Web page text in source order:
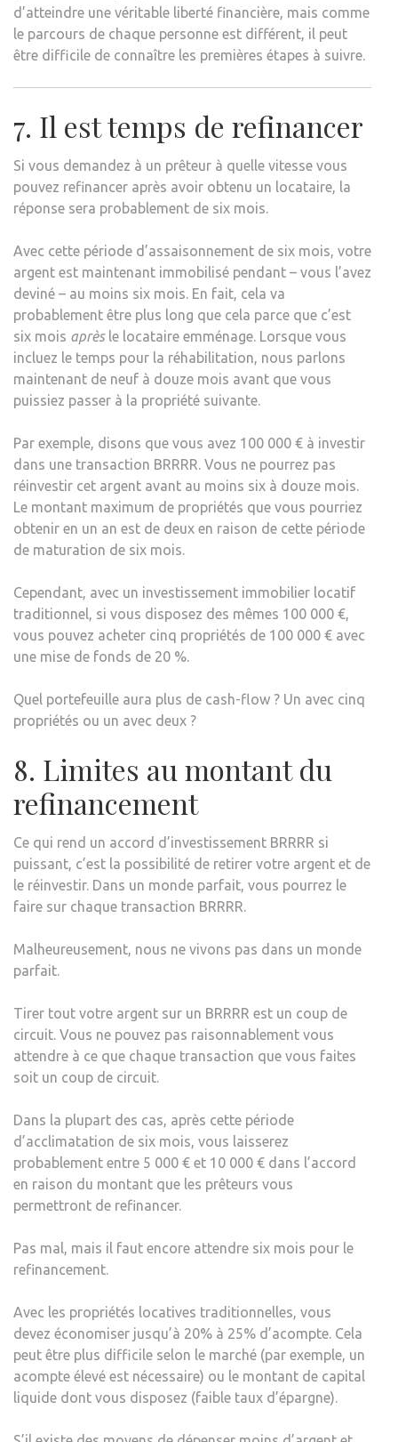
d’atteindre une véritable liberté financière, mais comme
le parcours de chaque personne est différent, il peut
être difficile de connaître les premières étapes à suivre.
7. Il est temps de refinancer
Si vous demandez à un prêteur à quelle vitesse vous
pouvez refinancer après avoir obtenu un locataire, la
réponse sera probablement de six mois.
Avec cette période d’assaisonnement de six mois, votre
argent est maintenant immobilisé pendant – vous l’avez
deviné – au moins six mois. En fait, cela va
probablement être plus long que cela parce que c’est
six mois aprèsle locataire emménage. Lorsque vous
incluez le temps pour la réhabilitation, nous parlons
maintenant de neuf à douze mois avant que vous
puissiez passer à la propriété suivante.
Par exemple, disons que vous avez 100 000 € à investir
dans une transaction BRRRR. Vous ne pourrez pas
réinvestir cet argent avant au moins six à douze mois.
Le montant maximum de propriétés que vous pourriez
obtenir en un an est de deux en raison de cette période
de maturation de six mois.
Cependant, avec un investissement immobilier locatif
traditionnel, si vous disposez des mêmes 100 000 €,
vous pouvez acheter cinq propriétés de 100 000 € avec
une mise de fonds de 20 %.
Quel portefeuille aura plus de cash-flow ? Un avec cinq
propriétés ou un avec deux ?
8. Limites au montant du
refinancement
Ce qui rend un accord d’investissement BRRRR si
puissant, c’est la possibilité de retirer votre argent et de
le réinvestir. Dans un monde parfait, vous pourrez le
faire sur chaque transaction BRRRR.
Malheureusement, nous ne vivons pas dans un monde
parfait.
Tirer tout votre argent sur un BRRRR est un coup de
circuit. Vous ne pouvez pas raisonnablement vous
attendre à ce que chaque transaction que vous faites
soit un coup de circuit.
Dans la plupart des cas, après cette période
d’acclimatation de six mois, vous laisserez
probablement entre 5 000 € et 10 000 € dans l’accord
en raison du montant que les prêteurs vous
permettront de refinancer.
Pas mal, mais il faut encore attendre six mois pour le
refinancement.
Avec les propriétés locatives traditionnelles, vous
devez économiser jusqu’à 20% à 25% d’acompte. Cela
peut être plus difficile selon le marché (par exemple, un
acompte élevé est nécessaire) ou le montant de capital
liquide dont vous disposez (faible taux d’épargne).